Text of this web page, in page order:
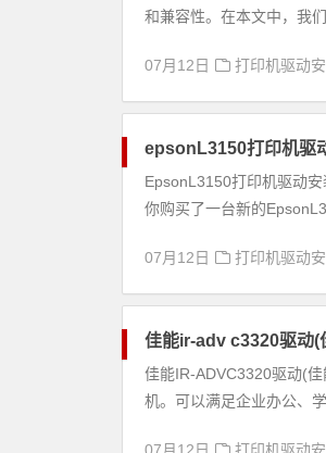
和兼容性。在本文中，我
07月12日 打印机驱动
epsonL3150打印机驱
EpsonL3150打印机驱动
你购买了一台新的
07月12日 打印机驱动
佳能ir-adv c3320驱动(
佳能IR-ADVC3320驱动(
机。可以满足企业办公、